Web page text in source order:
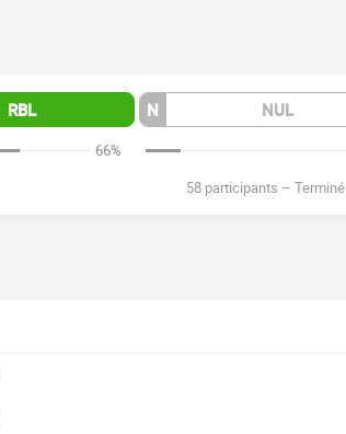
RBL N NUL
66%
58 participants – Terminé